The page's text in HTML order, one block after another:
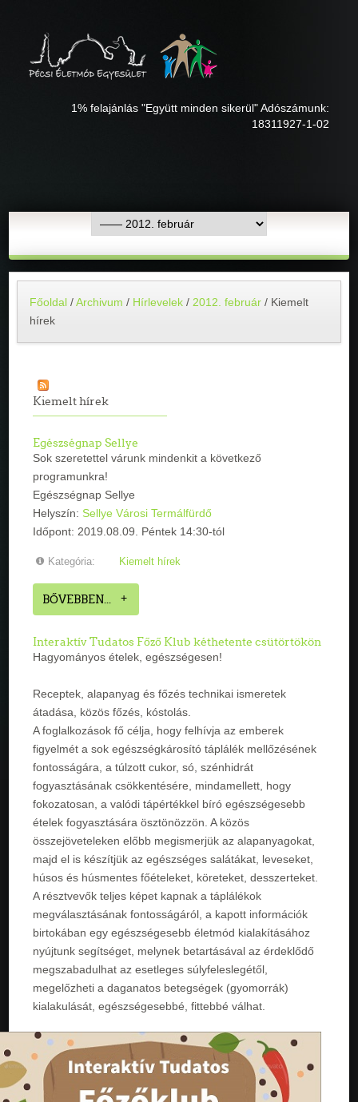
1% felajánlás "Együtt minden sikerül" Adószámunk:
18311927-1-02
Főoldal /Archivum / Hírlevelek / 2012. február / Kiemelt
hírek
Kiemelt hírek
Egészségnap Sellye
Sok szeretettel várunk mindenkit a következő
programunkra!
Egészségnap Sellye
Helyszín: Sellye Városi Termálfürdő
Időpont: 2019.08.09. Péntek 14:30-tól
Kategória: Kiemelt hírek
BŐVEBBEN...
Interaktív Tudatos Főző Klub kéthetente csütörtökön
Hagyományos ételek, egészségesen!
Receptek, alapanyag és főzés technikai ismeretek
átadása, közös főzés, kóstolás.
A foglalkozások fő célja, hogy felhívja az emberek
figyelmét a sok egészségkárosító táplálék mellőzésének
fontosságára, a túlzott cukor, só, szénhidrát
fogyasztásának csökkentésére, mindamellett, hogy
fokozatosan, a valódi tápértékkel bíró egészségesebb
ételek fogyasztására ösztönözzön. A közös
összejöveteleken előbb megismerjük az alapanyagokat,
majd el is készítjük az egészséges salátákat, leveseket,
húsos és húsmentes főételeket, köreteket, desszerteket.
A résztvevők teljes képet kapnak a táplálékok
megválasztásának fontosságáról, a kapott információk
birtokában egy egészségesebb életmód kialakításához
nyújtunk segítséget, melynek betartásával az érdeklődő
megszabadulhat az esetleges súlyfeleslegétől,
megelőzheti a daganatos betegségek (gyomorrák)
kialakulását, egészségesebbé, fittebbé válhat.